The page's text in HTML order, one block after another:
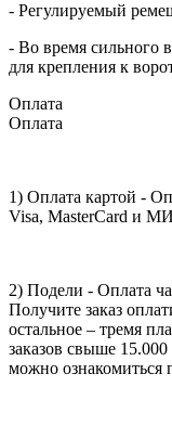
- Регулируемый
- Во время сильного
для крепления к
Оплата
Оплата
1) Оплата картой -
Visa, MasterCard и
2) Подели - Оплата
Получите заказ
остальное – тремя
заказов свыше
можно ознакомиться